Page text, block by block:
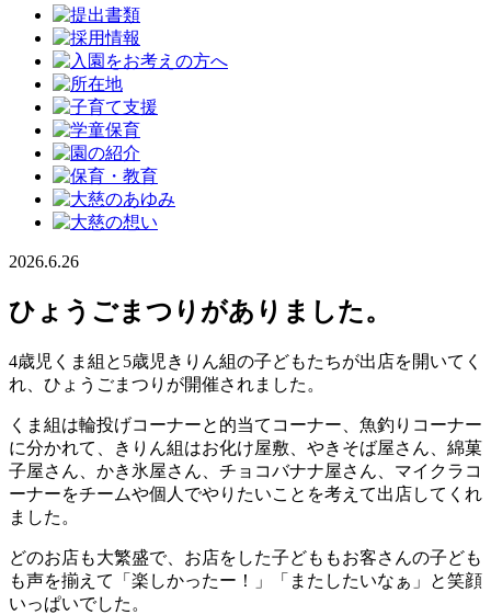
2026.6.26
ひょうごまつりがありました。
4歳児くま組と5歳児きりん組の子どもたちが出店を開いてく
れ、ひょうごまつりが開催されました。
くま組は輪投げコーナーと的当てコーナー、魚釣りコーナー
に分かれて、きりん組はお化け屋敷、やきそば屋さん、綿菓
子屋さん、かき氷屋さん、チョコバナナ屋さん、マイクラコ
ーナーをチームや個人でやりたいことを考えて出店してくれ
ました。
どのお店も大繁盛で、お店をした子どももお客さんの子ども
も声を揃えて「楽しかったー！」「またしたいなぁ」と笑顔
いっぱいでした。